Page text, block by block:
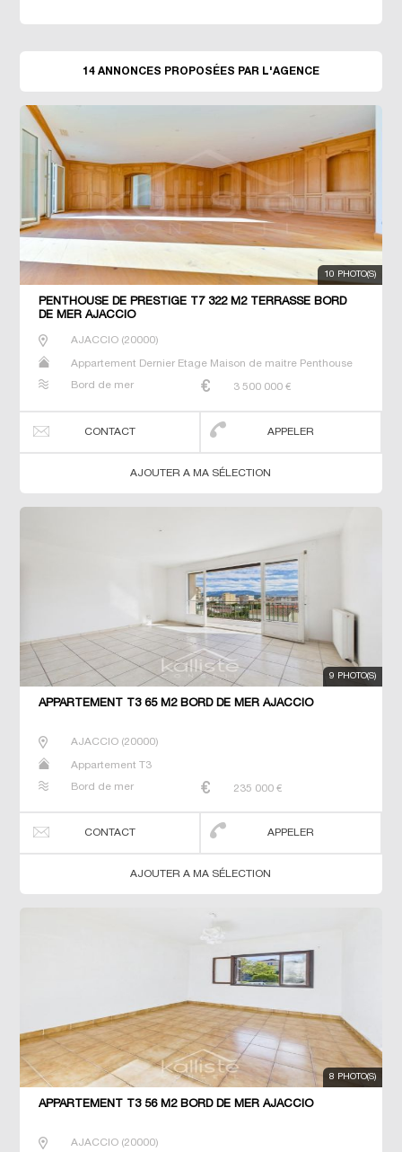
14 ANNONCES PROPOSÉES PAR L'AGENCE
10 PHOTO(S)
PENTHOUSE DE PRESTIGE T7 322 M2 TERRASSE BORD
DE MER AJACCIO
AJACCIO(20000)
Appartement Dernier Etage Maison de maitre Penthouse
Bord de mer
3 500 000 €
CONTACT APPELER
AJOUTER A MA SÉLECTION
9 PHOTO(S)
APPARTEMENT T3 65 M2 BORD DE MER AJACCIO
AJACCIO(20000)
Appartement T3
Bord de mer 235 000 €
CONTACT APPELER
AJOUTER A MA SÉLECTION
8 PHOTO(S)
APPARTEMENT T3 56 M2 BORD DE MER AJACCIO
AJACCIO(20000)